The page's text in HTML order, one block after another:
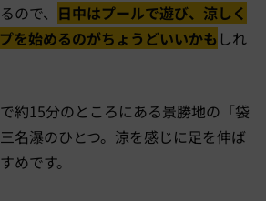
ので、 日中はプールで遊び、涼しく
を始めるのがちょうどいいかも しれ
約15分のところにある景勝地の「袋
名瀑のひとつ。涼を感じに足を伸ば
めです。